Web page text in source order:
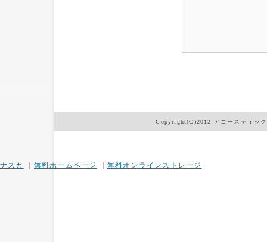
Copyright(C)2012 アコースティッ
ナスカ ｜無料ホームページ ｜無料オンラインストレージ